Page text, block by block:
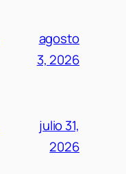
agosto
3, 2026
julio 31,
2026